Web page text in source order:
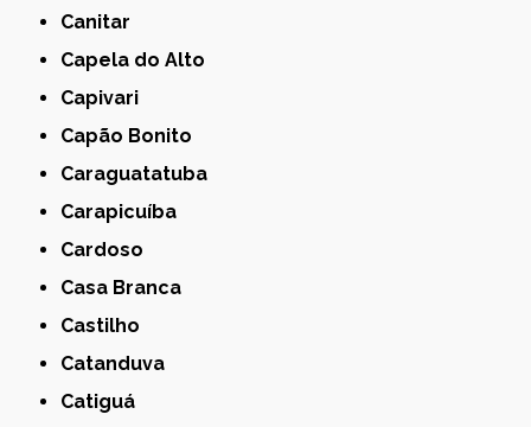
Canitar
Capela do Alto
Capivari
Capão Bonito
Caraguatatuba
Carapicuíba
Cardoso
Casa Branca
Castilho
Catanduva
Catiguá